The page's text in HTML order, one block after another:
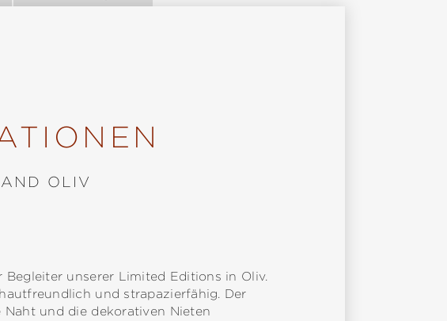
OLIV
unserer Limited Editions in Oliv.
und strapazierfähig. Der
und die dekorativen Nieten